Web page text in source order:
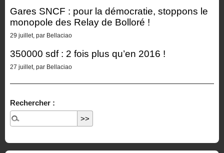
Gares SNCF : pour la démocratie, stoppons le
monopole des Relay de Bolloré !
29 juillet, par Bellaciao
350000 sdf : 2 fois plus qu’en 2016 !
27 juillet, par Bellaciao
Rechercher :